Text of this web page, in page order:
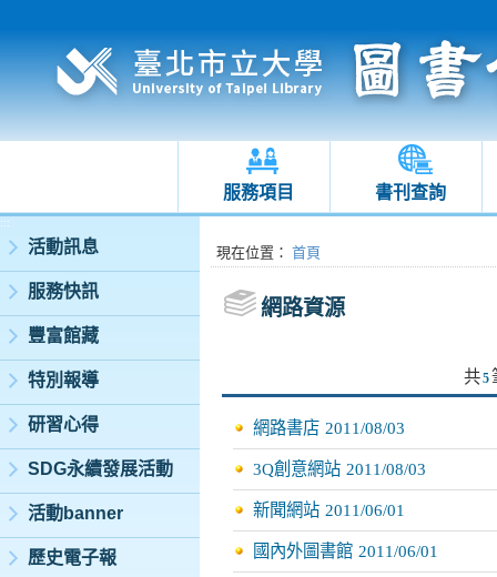
服務項目 書刊查詢
:::
活動訊息
服務快訊
豐富館藏
特別報導
研習心得
SDG永續發展活動
活動banner
歷史電子報
:::現在位置 ： 首頁
網路資源
共5
網路書店 2011/08/03
3Q創意網站 2011/08/03
新聞網站 2011/06/01
國內外圖書館 2011/06/01